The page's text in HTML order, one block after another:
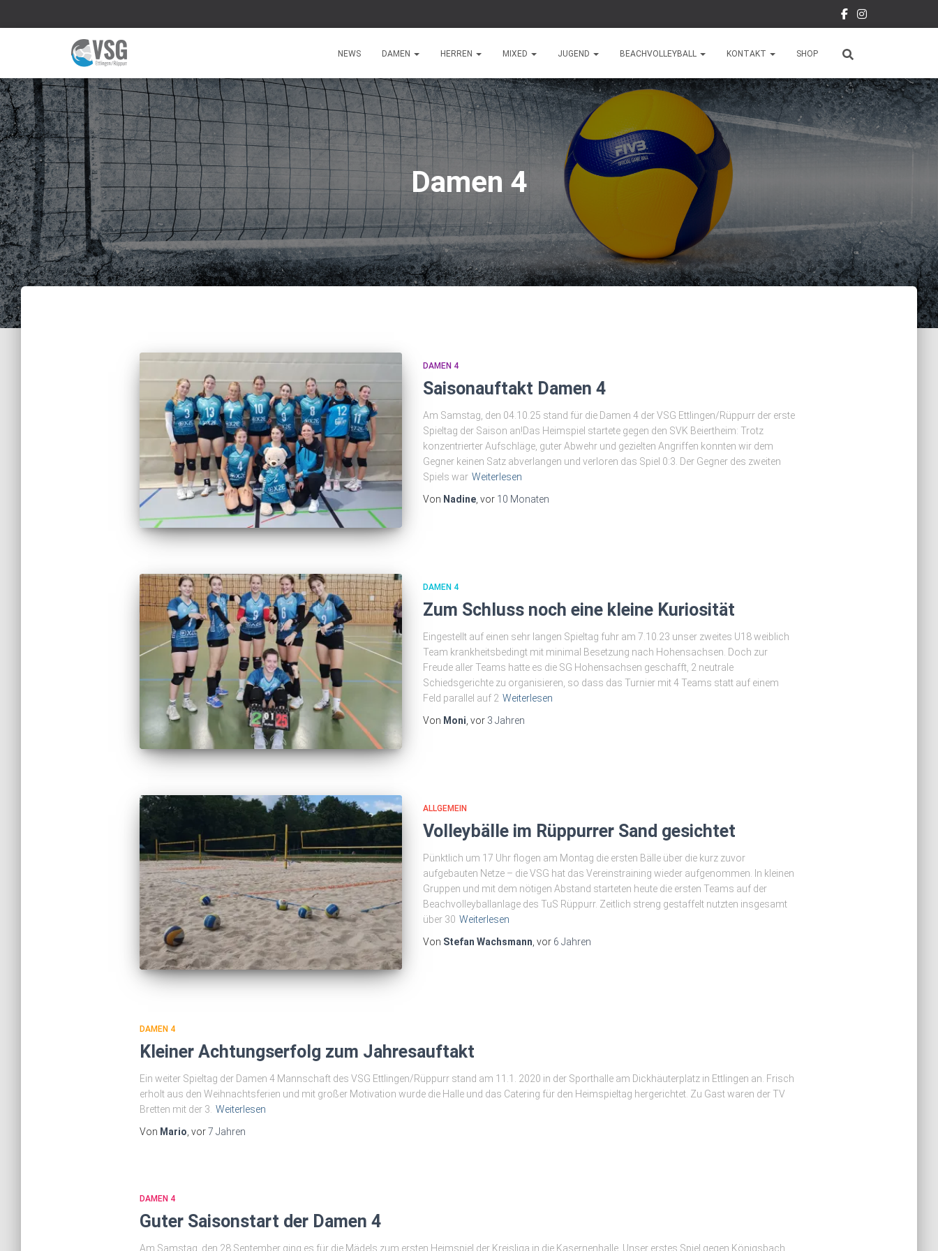
NEWS DAMEN HERREN MIXED JUGEND BEACHVOLLEYBALL KONTAKT SHOP
Damen 4
DAMEN 4
Saisonauftakt Damen 4
Am Samstag, den 04.10.25 stand für die Damen 4 der VSG Ettlingen/Rüppurr der erste
Spieltag der Saison an!Das Heimspiel startete gegen den SVK Beiertheim: Trotz
konzentrierter Aufschläge, guter Abwehr und gezielten Angriffen konnten wir dem
Gegner keinen Satz abverlangen und verloren das Spiel 0:3. Der Gegner des zweiten
Spiels war Weiterlesen
Von Nadine, vor 10 Monaten
DAMEN 4
Zum Schluss noch eine kleine Kuriosität
Eingestellt auf einen sehr langen Spieltag fuhr am 7.10.23 unser zweites U18 weiblich
Team krankheitsbedingt mit minimal Besetzung nach Hohensachsen. Doch zur
Freude aller Teams hatte es die SG Hohensachsen geschafft, 2 neutrale
Schiedsgerichte zu organisieren, so dass das Turnier mit 4 Teams statt auf einem
Feld parallel auf 2 Weiterlesen
Von Moni , vor 3 Jahren
ALLGEMEIN
Volleybälle im Rüppurrer Sand gesichtet
Pünktlich um 17 Uhr flogen am Montag die ersten Bälle über die kurz zuvor
aufgebauten Netze – die VSG hat das Vereinstraining wieder aufgenommen. In kleinen
Gruppen und mit dem nötigen Abstand starteten heute die ersten Teams auf der
Beachvolleyballanlage des TuS Rüppurr. Zeitlich streng gestaffelt nutzten insgesamt
über 30 Weiterlesen
Von Stefan Wachsmann , vor 6 Jahren
DAMEN 4
Kleiner Achtungserfolg zum Jahresauftakt
Ein weiter Spieltag der Damen 4 Mannschaft des VSG Ettlingen/Rüppurr stand am 11.1. 2020 in der Sporthalle am Dickhäuterplatz in Ettlingen an. Frisch
erholt aus den Weihnachtsferien und mit großer Motivation wurde die Halle und das Catering für den Heimspieltag hergerichtet. Zu Gast waren der TV
Bretten mit der 3. Weiterlesen
Von Mario, vor7 Jahren
DAMEN 4
Guter Saisonstart der Damen 4
Am Samstag, den 28.September ging es für die Mädels zum ersten Heimspiel der Kreisliga in die Kasernenhalle. Unser erstes Spiel gegen Königsbach